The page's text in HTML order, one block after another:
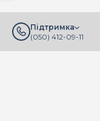
Підтримка
(050) 412-09-11